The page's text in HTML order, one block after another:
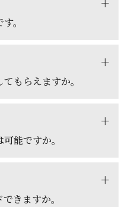
。
もらえますか。
能ですか。
きますか。